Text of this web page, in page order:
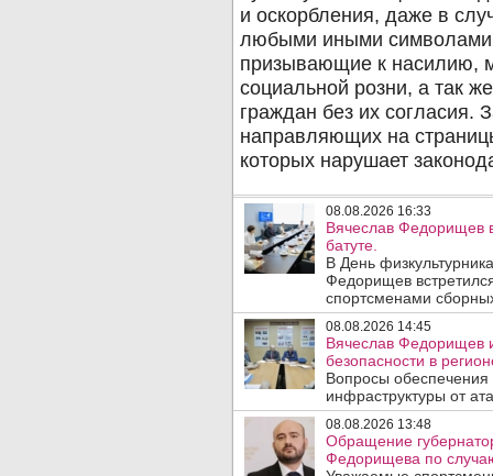
08.08.2026 16:33
Вячеслав Федорищев
батуте.
В День
Федорищев
спортсменами
08.08.2026 14:45
Вячеслав Федорищев
безопасности в
Вопросы обеспечения
инфраструктуры от
08.08.2026 13:48
Обращение
Федорищева по